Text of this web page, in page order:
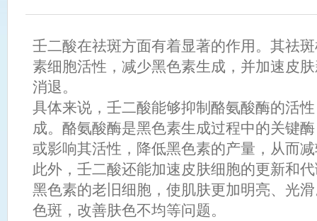
壬二酸在祛斑方面有着显著的作用。其祛
素细胞活性，减少黑色素生成，并加速皮
消退。
具体来说，壬二酸能够抑制酪氨酸酶的活
成。酪氨酸酶是黑色素生成过程中的关键
或影响其活性，降低黑色素的产量，从而
此外，壬二酸还能加速皮肤细胞的更新和
黑色素的老旧细胞，使肌肤更加明亮、光
色斑，改善肤色不均等问题。